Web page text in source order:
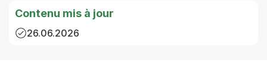
Contenu mis à jour
26.06.2026